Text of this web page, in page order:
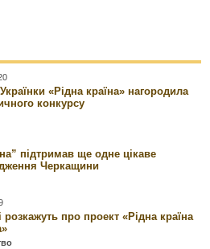
Українки «Рідна країна» нагородила
конкурсу
підтримав ще одне цікаве
Черкащини
про проект «Рідна країна